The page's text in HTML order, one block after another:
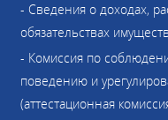
- Сведения о доходах,
обязательствах
- Комиссия по
поведению и
(аттестационная